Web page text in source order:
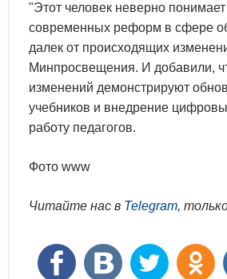
"Этот человек неверно понимает
современных реформ в сфере
далек от происходящих
Минпросвещения. И добавили,
изменений демонстрируют
учебников и внедрение
работу педагогов.
Фото www
Читайте нас в Telegram,